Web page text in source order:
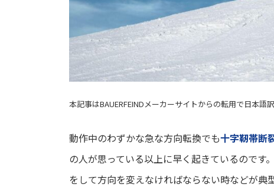
本記事はBAUERFEINDメーカーサイトからの転用で日本語
動作中のわずかな急な方向転換でも十字靭帯断
の人が思っている以上に早く起きているので
をして方向を変えなければならない時などが